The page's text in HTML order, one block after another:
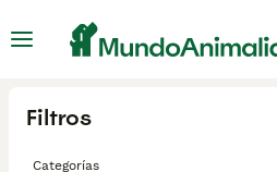
Filtros
Categorías